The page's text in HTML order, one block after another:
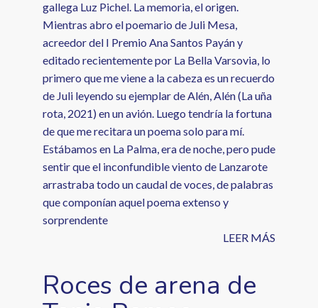
gallega Luz Pichel. La memoria, el origen.
Mientras abro el poemario de Juli Mesa,
acreedor del I Premio Ana Santos Payán y
editado recientemente por La Bella Varsovia, lo
primero que me viene a la cabeza es un recuerdo
de Juli leyendo su ejemplar de Alén, Alén (La uña
rota, 2021) en un avión. Luego tendría la fortuna
de que me recitara un poema solo para mí.
Estábamos en La Palma, era de noche, pero pude
sentir que el inconfundible viento de Lanzarote
arrastraba todo un caudal de voces, de palabras
que componían aquel poema extenso y
sorprendente
LEER MÁS
Roces de arena de